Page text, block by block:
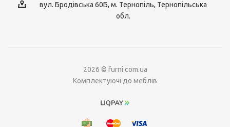
вул. Бродівська 60Б, м. Тернопіль, Тернопільська
обл.
2026 © furni.com.ua
Комплектуючі до меблів